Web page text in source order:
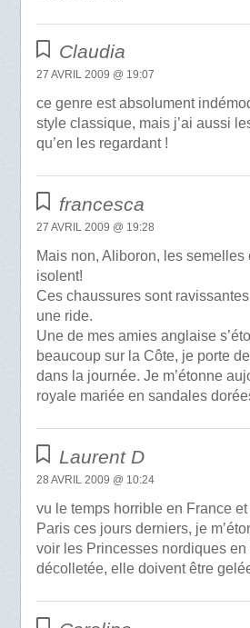
Claudia
27 AVRIL 2009 @ 19:07
ce genre est absolument
style classique, mais j’ai aussi
qu’en les regardant !
francesca
27 AVRIL 2009 @ 19:28
Mais non, Aliboron, les semelles
isolent!
Ces chaussures sont ravissantes
une ride.
Une de mes amies anglaise
beaucoup sur la Côte, je porte
dans la journée. Je m’étonne
royale mariée en sandales
Laurent D
28 AVRIL 2009 @ 10:24
vu le temps horrible en France
Paris ces jours derniers, je
voir les Princesses nordiques
décolletée, elle doivent être